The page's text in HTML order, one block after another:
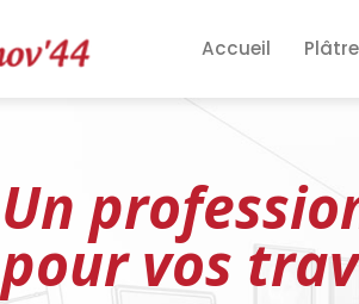
Accueil
Un
pour vos